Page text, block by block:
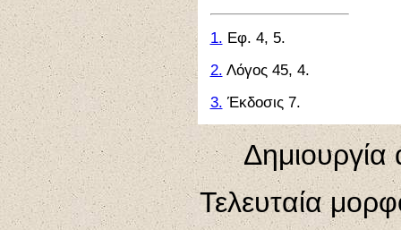
1. Εφ. 4, 5.
2. Λόγος 45, 4.
3. Έκδοσις 7.
Δημιουργία
Τελευταία